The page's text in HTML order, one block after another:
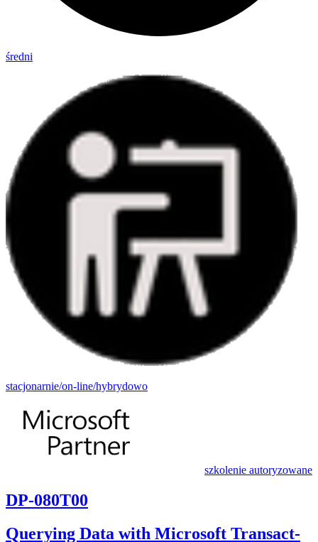
średni
stacjonarnie/on-line/hybrydowo
szkolenie autoryzowane
DP-080T00
Querying Data with Microsoft Transact-